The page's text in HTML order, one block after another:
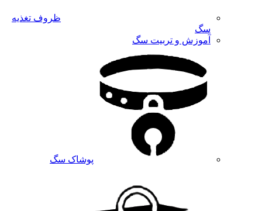
ظروف تغذیه
سگ
آموزش و تربیت سگ
پوشاک سگ